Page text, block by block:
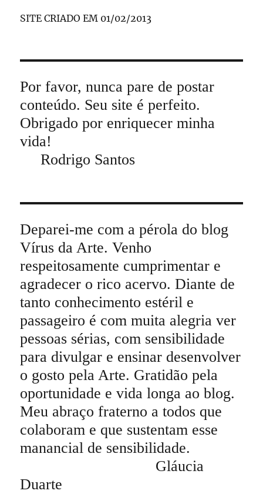
SITE CRIADO EM 01/02/2013
Por favor, nunca pare de postar
conteúdo. Seu site é perfeito.
Obrigado por enriquecer minha
vida!
Rodrigo Santos
Deparei-me com a pérola do blog
Vírus da Arte. Venho
respeitosamente cumprimentar e
agradecer o rico acervo. Diante de
tanto conhecimento estéril e
passageiro é com muita alegria ver
pessoas sérias, com sensibilidade
para divulgar e ensinar desenvolver
o gosto pela Arte. Gratidão pela
oportunidade e vida longa ao blog.
Meu abraço fraterno a todos que
colaboram e que sustentam esse
manancial de sensibilidade.
Gláucia
Duarte